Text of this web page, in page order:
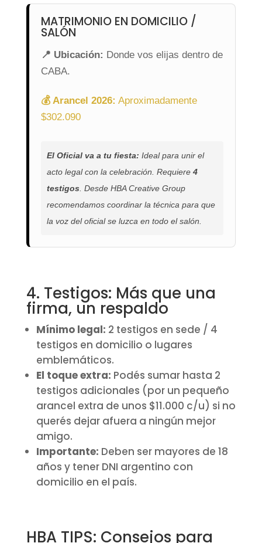
MATRIMONIO EN DOMICILIO /
SALÓN
📍 Ubicación: Donde vos elijas dentro de
CABA.
💰 Arancel 2026: Aproximadamente
$302.090
El Oficial va a tu fiesta: Ideal para unir el
acto legal con la celebración. Requiere 4
testigos. Desde HBA Creative Group
recomendamos coordinar la técnica para que
la voz del oficial se luzca en todo el salón.
4. Testigos: Más que una
firma, un respaldo
Mínimo legal: 2 testigos en sede / 4
testigos en domicilio o lugares
emblemáticos.
El toque extra: Podés sumar hasta 2
testigos adicionales (por un pequeño
arancel extra de unos $11.000 c/u) si no
querés dejar afuera a ningún mejor
amigo.
Importante: Deben ser mayores de 18
años y tener DNI argentino con
domicilio en el país.
HBA TIPS: Consejos para